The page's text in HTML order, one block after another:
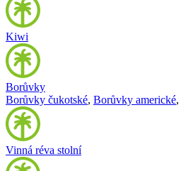
Kiwi
Borůvky
Borůvky čukotské, Borůvky americké,
Vinná réva stolní